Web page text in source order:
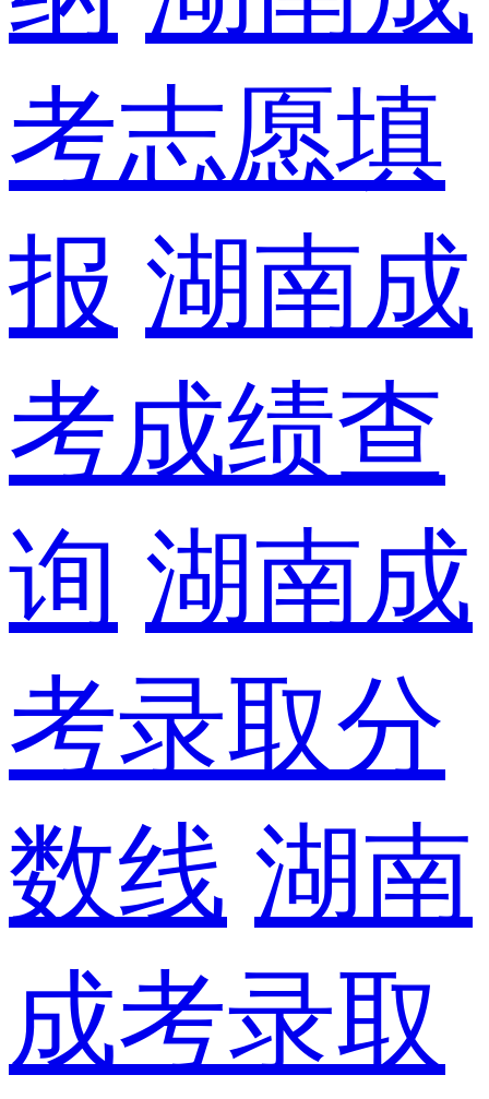
考志愿填
报 湖南成
考成绩查
询 湖南成
考录取分
数线 湖南
成考录取